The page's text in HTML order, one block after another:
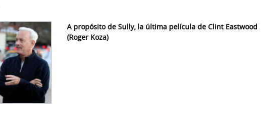
A propósito de Sully, la última película de Clint Eastwood
(Roger Koza)